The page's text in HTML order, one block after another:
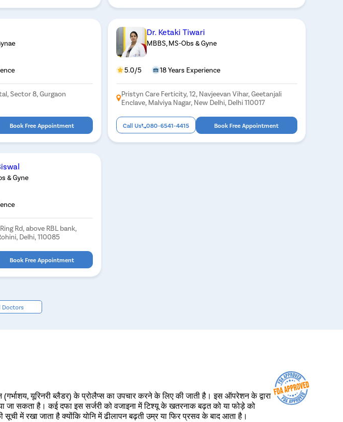
Sector 8, Gurgaon
Book Free Appointment
Dr. Ketaki Tiwari
MBBS, MS-Obs & Gyne
5.0/5 18 Years Experience
Pristyn Care Ferticity, 12, Navjeevan Vihar, Geetanjali
Enclave, Malviya Nagar, New Delhi, Delhi 110017
Call Us 080-6541-4415 Book Free Appointment
& Gyne
Rd, above RBL bank,
Delhi, 110085
Book Free Appointment
Doctors
यूरिनरी ब्लैडर) के प्रोलैप्स का उपचार करने के लिए की जाती है। इस ऑपरेशन के द्वारा
जा सकता है। कई दफा इस सर्जरी को वजाइना में टिश्यू के खतरनाक बढ़त को या फोड़े को
में रखा जाता है क्योंकि योनि में ढीलापन बढ़ती उम्र या फिर प्रसव के बाद आता है।